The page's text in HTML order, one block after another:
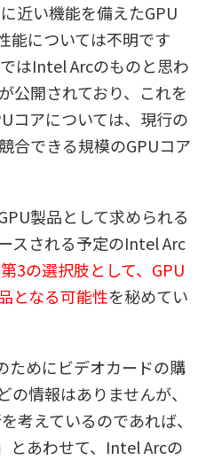
近い機能を備えたGPU
能については不明です
はIntel Arcのものと思わ
公開されており、これを
コアについては、現行の
合できる規模のGPUコア
製品として求められる
スされる予定のIntel Arc
3の選択肢として、GPU
となる可能性を秘めてい
めにビデオカードの購
情報はありませんが、
考えているのであれば、
とあわせて、Intel Arcの